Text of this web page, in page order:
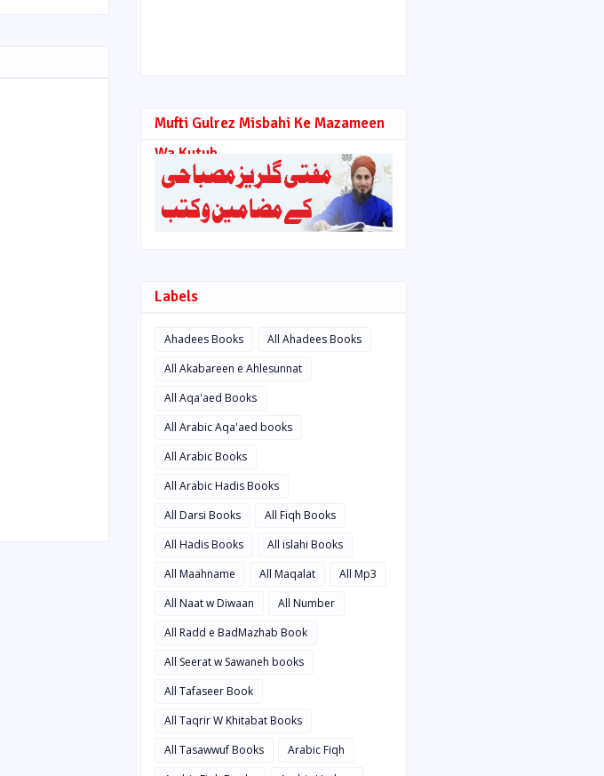
Mufti Gulrez Misbahi Ke Mazameen
Wa Kutub
Labels
Ahadees Books
All Ahadees Books
All Akabareen e Ahlesunnat
All Aqa'aed Books
All Arabic Aqa'aed books
All Arabic Books
All Arabic Hadis Books
All Darsi Books
All Fiqh Books
All Hadis Books
All islahi Books
All Maahname
All Maqalat
All Mp3
All Naat w Diwaan
All Number
All Radd e BadMazhab Book
All Seerat w Sawaneh books
All Tafaseer Book
All Taqrir W Khitabat Books
All Tasawwuf Books
Arabic Fiqh